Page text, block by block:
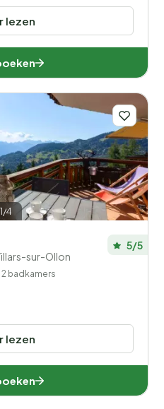
lezen
1/4
sur-Ollon
5/5
2 badkamers
lezen